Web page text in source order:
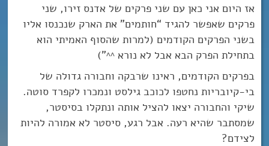
אז היום אני כאן עם שני פרקים של אדנס זירו, שני
פרקים שאפשר להגיד “חותמים” את הארק שנכנסו אליו
בשני הפרקים הקודמים (למרות שהסוף האמיתי הוא
בתחילת הפרק הבא אבל לא נורא ^^”)
בפרקים הקודמים, ראינו שרבקה וחבורה גדולה של
בי-קיובריות נחטפו לכוכב גילסט ונמכרו לקפרד סוטה.
שיקי והחבורה יצאו להציל אותה ונתקלו בסיסטר,
שמסתבר שהיא רעה. אבל רגע, סיסטר לא אמורה להיות
לצידם?